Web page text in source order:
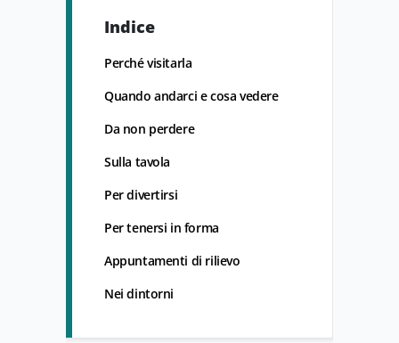
Indice
Perché visitarla
Quando andarci e cosa vedere
Da non perdere
Sulla tavola
Per divertirsi
Per tenersi in forma
Appuntamenti di rilievo
Nei dintorni